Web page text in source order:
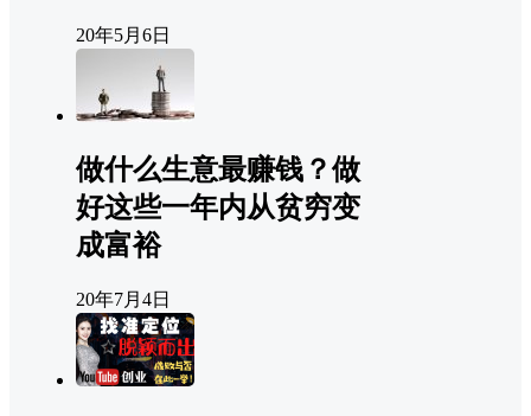
20年5月6日
做什么生意最赚钱？做
好这些一年内从贫穷变
成富裕
20年7月4日